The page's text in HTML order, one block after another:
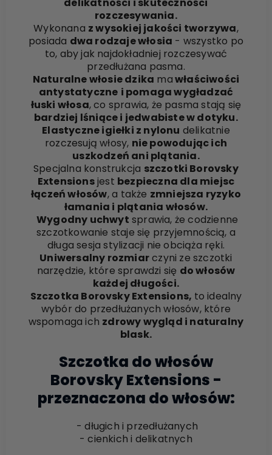
rozczesywania.
Wykonana z wysokiej jakości tworzywa,
posiada dwa rodzaje włosia - wszystko po
to, aby jak najdokładniej rozczesywać
przedłużana pasma.
Naturalne włosie dzika mawłaściwości
antystatyczne i pomaga wygładzać
łuski włosa, co sprawia, że pasma stają się
bardziej lśniące i jedwabiste w dotyku.
Elastyczne igiełki z nylonu delikatnie
rozczesują włosy, nie powodując ich
uszkodzeń ani plątania.
Specjalna konstrukcja szczotki Borovsky
Extensionsjest bezpieczna dla miejsc
łączeń włosów, a także zmniejsza ryzyko
łamania i plątania włosów.
Wygodny uchwyt sprawia, że codzienne
szczotkowanie staje się przyjemnością, a
długa sesja stylizacji nie obciąża ręki.
Uniwersalny rozmiarczyni ze szczotki
narzędzie, które sprawdzi się do włosów
każdej długości.
Szczotka Borovsky Extensions, to idealny
wybór do przedłużanych włosów, które
wspomaga ich zdrowy wygląd i naturalny
blask.
Szczotka do włosów
Borovsky Extensions -
przeznaczona do włosów:
- długich i przedłużanych
- cienkich i delikatnych